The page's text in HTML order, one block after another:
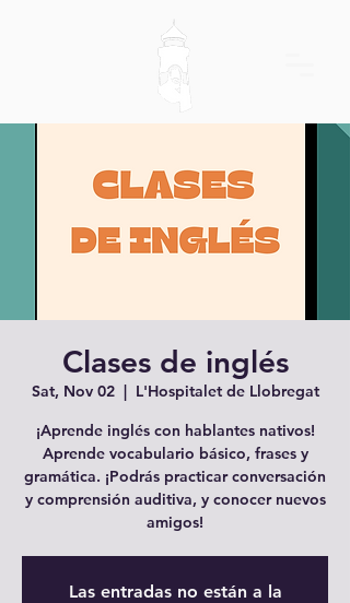
Clases de inglés
Sat, Nov 02
  |
L'Hospitalet de Llobregat
¡Aprende inglés con hablantes nativos!
Aprende vocabulario básico, frases y
gramática. ¡Podrás practicar conversación
y comprensión auditiva, y conocer nuevos
amigos!
Las entradas no están a la